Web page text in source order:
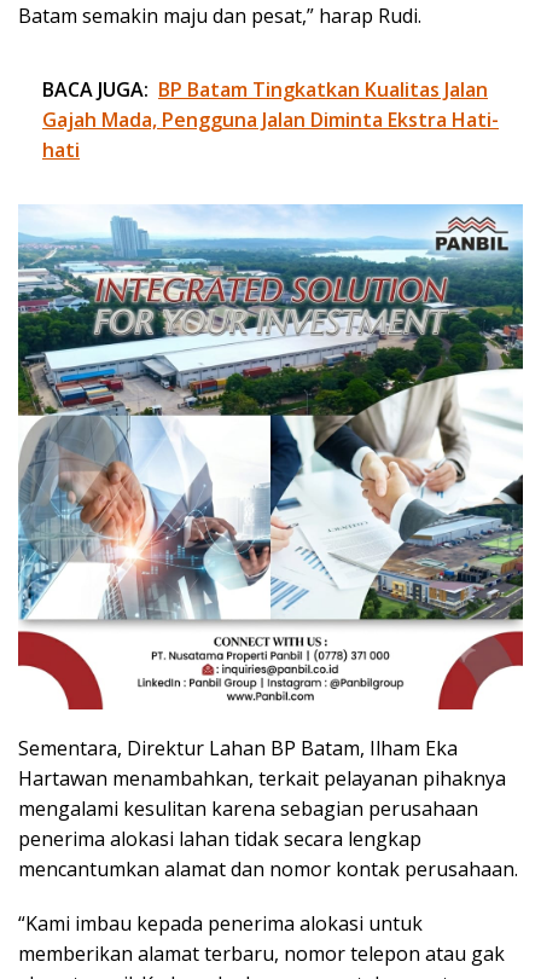
Batam semakin maju dan pesat,” harap Rudi.
BACA JUGA: BP Batam Tingkatkan Kualitas Jalan
Gajah Mada, Pengguna Jalan Diminta Ekstra Hati-
hati
Sementara, Direktur Lahan BP Batam, Ilham Eka
Hartawan menambahkan, terkait pelayanan pihaknya
mengalami kesulitan karena sebagian perusahaan
penerima alokasi lahan tidak secara lengkap
mencantumkan alamat dan nomor kontak perusahaan.
“Kami imbau kepada penerima alokasi untuk
memberikan alamat terbaru, nomor telepon atau gak